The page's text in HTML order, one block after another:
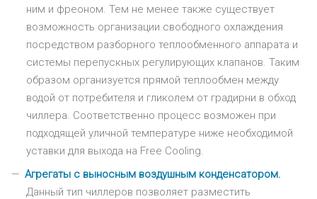
ним и фреоном. Тем не менее также существует
возможность организации свободного охлаждения
посредством разборного теплообменного аппарата и
системы перепускных регулирующих клапанов. Таким
образом организуется прямой теплообмен между
водой от потребителя и гликолем от градирни в обход
чиллера. Соответственно процесс возможен при
подходящей уличной температуре ниже необходимой
уставки для выхода на Free Cooling.
Агрегаты с выносным воздушным конденсатором.
Данный тип чиллеров позволяет разместить